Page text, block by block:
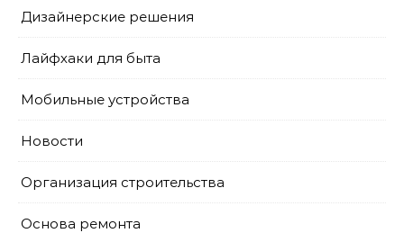
Дизайнерские решения
Лайфхаки для быта
Мобильные устройства
Новости
Организация строительства
Основа ремонта